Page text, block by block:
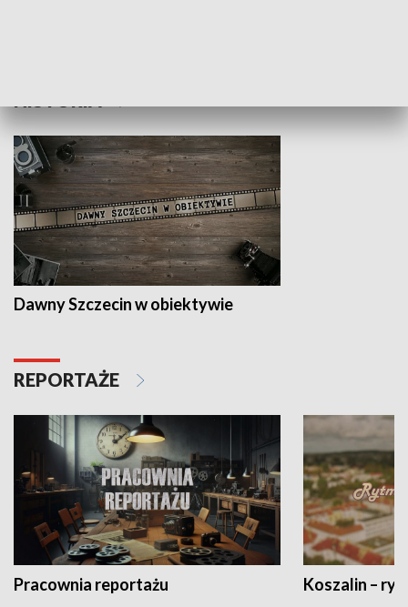
Dawny Szczecin w obiektywie
REPORTAŻE
Pracownia reportażu Koszalin –